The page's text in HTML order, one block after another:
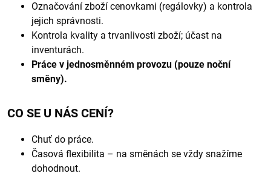
Označování zboží cenovkami (regálovky) a kontrola
jejich správnosti.
Kontrola kvality a trvanlivosti zboží; účast na
inventurách.
Práce v jednosměnném provozu (pouze noční
směny).
CO SE U NÁS CENÍ?
Chuť do práce.
Časová flexibilita – na směnách se vždy snažíme
dohodnout.